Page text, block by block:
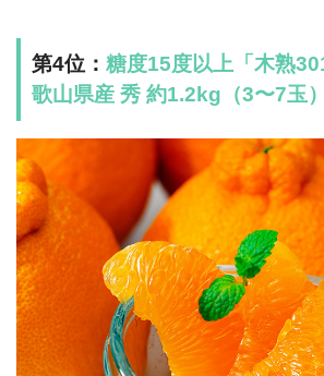
第4位： 糖度15度以上「木熟
歌山県産 秀 約1.2kg（3〜7玉